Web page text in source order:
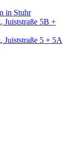
in Stuhr
Juiststraße 5B +
Juiststraße 5 + 5A